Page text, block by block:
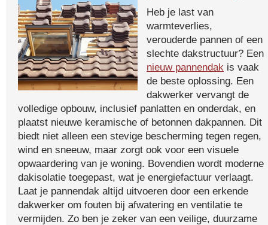
Heb je last van
warmteverlies,
verouderde pannen of een
slechte dakstructuur? Een
nieuw pannendak is vaak
de beste oplossing. Een
dakwerker vervangt de
volledige opbouw, inclusief panlatten en onderdak, en
plaatst nieuwe keramische of betonnen dakpannen. Dit
biedt niet alleen een stevige bescherming tegen regen,
wind en sneeuw, maar zorgt ook voor een visuele
opwaardering van je woning. Bovendien wordt moderne
dakisolatie toegepast, wat je energiefactuur verlaagt.
Laat je pannendak altijd uitvoeren door een erkende
dakwerker om fouten bij afwatering en ventilatie te
vermijden. Zo ben je zeker van een veilige, duurzame